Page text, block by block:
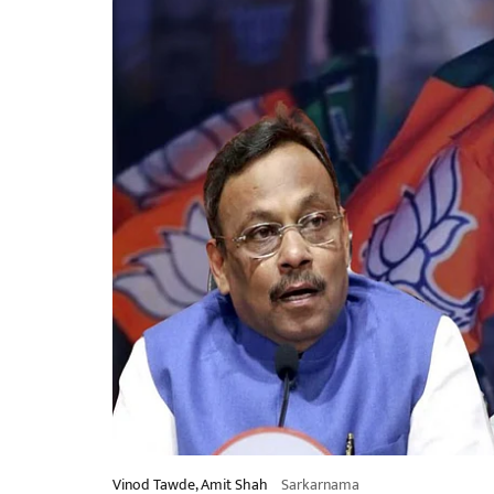
Vinod Tawde, Amit Shah Sarkarnama